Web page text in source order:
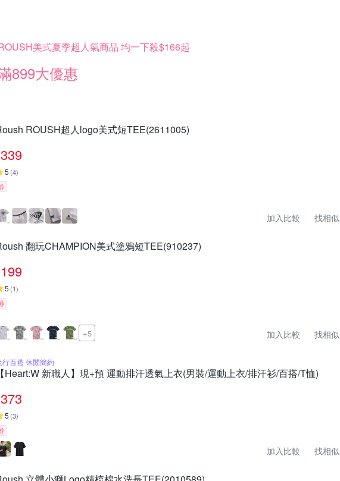
美式夏季超人氣商品 均一下殺$166起
899大優惠
ROUSH超人logo美式短TEE(2611005)
339
5 (4)
加入比較 找相似
翻玩CHAMPION美式塗鴉短TEE(910237)
199
5 (1)
+5 加入比較 找相似
行百搭 休閒簡約
Heart:W 新職人】現+預 運動排汗透氣上衣(男裝/運動上衣/排汗衫/百搭/T恤)
373
5 (3)
加入比較 找相似